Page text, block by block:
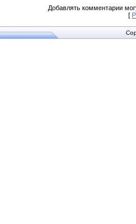
Добавлять комментарии
[